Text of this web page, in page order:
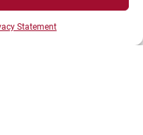
Statement
campus